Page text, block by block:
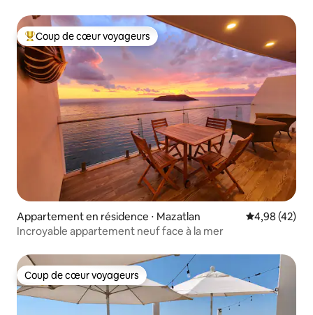
Coups de cœur voyageurs les plus appréciés
Coup de cœur voyageurs
Appartement en résidence ⋅ Mazatlan Évaluation
4,98 (42)
Incroyable appartement neuf face à la mer
Coup de cœur voyageurs
Coup de cœur voyageurs